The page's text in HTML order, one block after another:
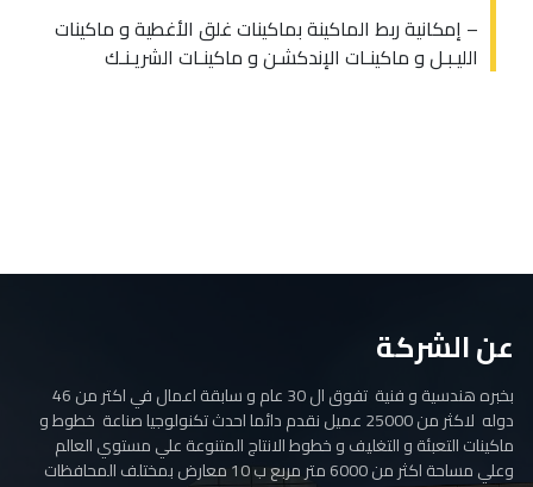
– إمكانية ربط الماكينة بماكينات غلق الأغطية و ماكينات
الليـبـل و ماكينـات الإندكشـن و ماكينـات الشريـنـك
عن الشركة
بخبره هندسية و فنية تفوق ال 30 عام و سابقة اعمال في اكتر من 46
دوله لاكثر من 25000 عميل نقدم دائما احدث تكنولوجيا صناعة خطوط و
ماكينات التعبئة و التغليف و خطوط الانتاج المتنوعة علي مستوي العالم
وعلي مساحة اكثر من 6000 متر مربع ب 10 معارض بمختلف المحافظات